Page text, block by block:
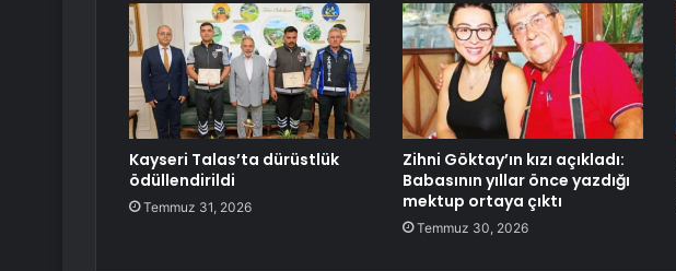
Kayseri Talas’ta dürüstlük
ödüllendirildi
Temmuz 31, 2026
Zihni Göktay’ın kızı açıkladı:
Babasının yıllar önce yazdığı
mektup ortaya çıktı
Temmuz 30, 2026